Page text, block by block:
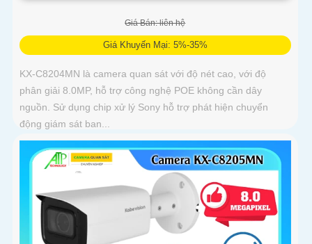
Giá Bán: liên hệ
Giá Khuyến Mại: 5%-35%
KX-C8204MN là camera quan sát với độ nét cao, với độ
phân giải 8.0MP, hỗ trợ công nghệ POE không cần dây
nguồn. Sử dụng chip xử lý Sony hỗ trợ phát hiện chuyển
động giám sát ban...